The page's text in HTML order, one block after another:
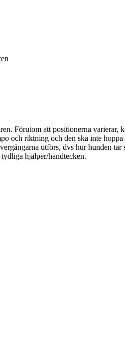
Förutom att positionerna varierar,
och riktning och den ska inte
utförs, dvs hur hunden
hjälper/handtecken.